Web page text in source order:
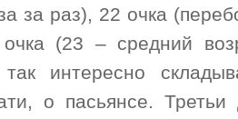
за раз), 22 очка
(23 – средний
интересно
о пасьянсе. Третьи